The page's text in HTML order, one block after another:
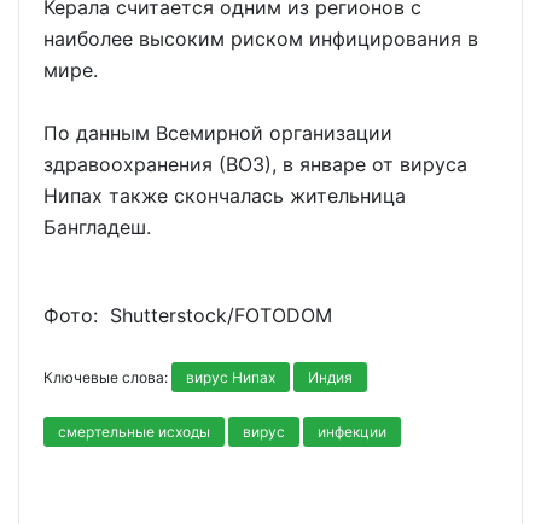
Керала считается одним из регионов с
наиболее высоким риском инфицирования в
мире.
По данным Всемирной организации
здравоохранения (ВОЗ), в январе от вируса
Нипах также скончалась жительница
Бангладеш.
Фото: Shutterstoсk/FOTODOM
Ключевые слова: вирус Нипах Индия
смертельные исходы вирус инфекции